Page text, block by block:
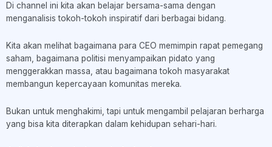
Di channel ini kita akan belajar bersama-sama dengan
menganalisis tokoh-tokoh inspiratif dari berbagai bidang.
Kita akan melihat bagaimana para CEO memimpin rapat pemegang
saham, bagaimana politisi menyampaikan pidato yang
menggerakkan massa, atau bagaimana tokoh masyarakat
membangun kepercayaan komunitas mereka.
Bukan untuk menghakimi, tapi untuk mengambil pelajaran berharga
yang bisa kita diterapkan dalam kehidupan sehari-hari.